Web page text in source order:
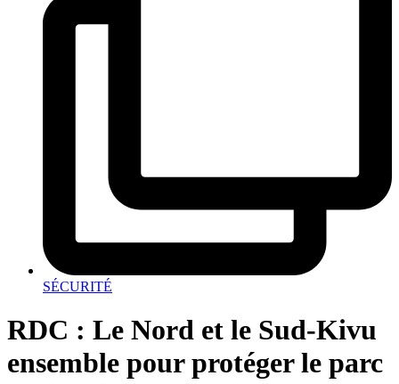
SÉCURITÉ
RDC : Le Nord et le Sud-Kivu
ensemble pour protéger le parc